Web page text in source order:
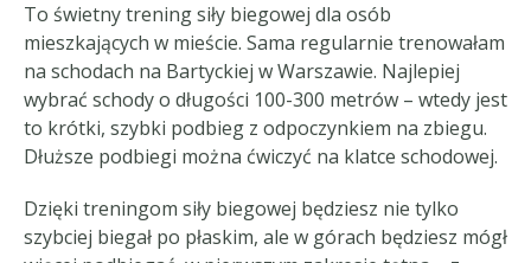
To świetny trening siły biegowej dla osób
mieszkających w mieście. Sama regularnie trenowałam
na schodach na Bartyckiej w Warszawie. Najlepiej
wybrać schody o długości 100-300 metrów – wtedy jest
to krótki, szybki podbieg z odpoczynkiem na zbiegu.
Dłuższe podbiegi można ćwiczyć na klatce schodowej.
Dzięki treningom siły biegowej będziesz nie tylko
szybciej biegał po płaskim, ale w górach będziesz mógł